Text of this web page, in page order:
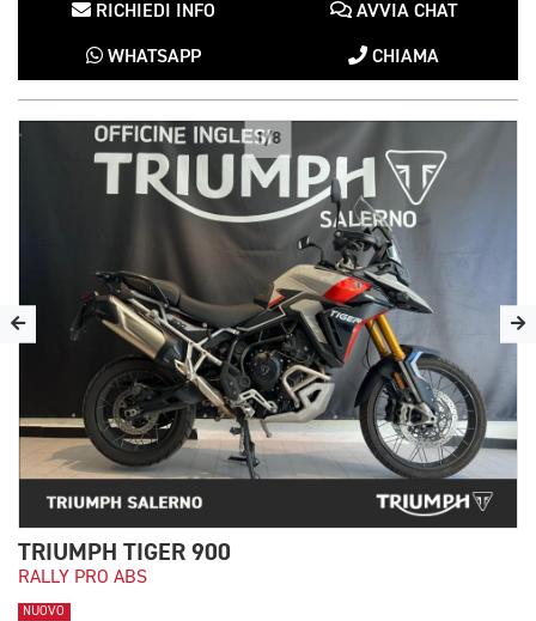
RICHIEDI INFO AVVIA CHAT
WHATSAPP CHIAMA
1/8
TRIUMPH TIGER 900
RALLY PRO ABS
NUOVO